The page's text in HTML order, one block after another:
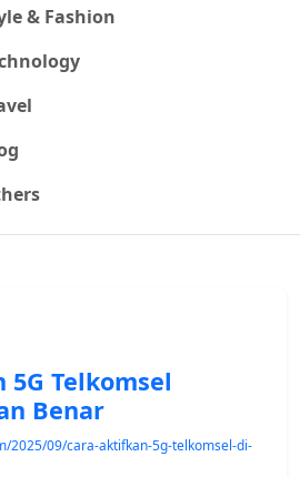
& Fashion
Telkomsel
Benar
2025/09/cara-aktifkan-5g-telkomsel-di-